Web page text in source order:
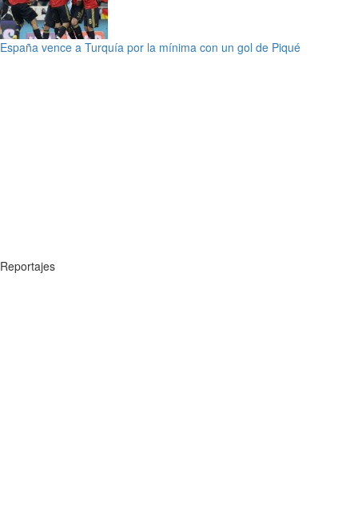
España vence a Turquía por la mínima con un gol de Piqué
Reportajes